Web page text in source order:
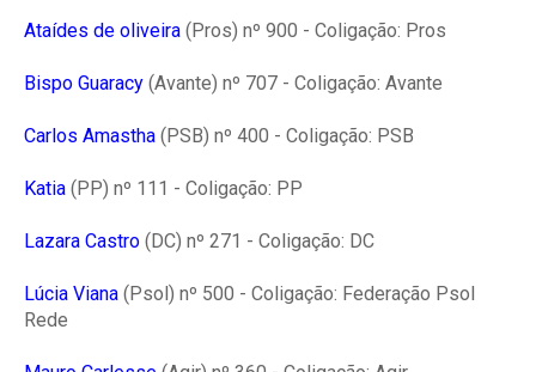
Ataídes de oliveira (Pros) nº 900 - Coligação: Pros
Bispo Guaracy (Avante) nº 707 - Coligação: Avante
Carlos Amastha (PSB) nº 400 - Coligação: PSB
Katia (PP) nº 111 - Coligação: PP
Lazara Castro (DC) nº 271 - Coligação: DC
Lúcia Viana (Psol) nº 500 - Coligação: Federação Psol
Rede